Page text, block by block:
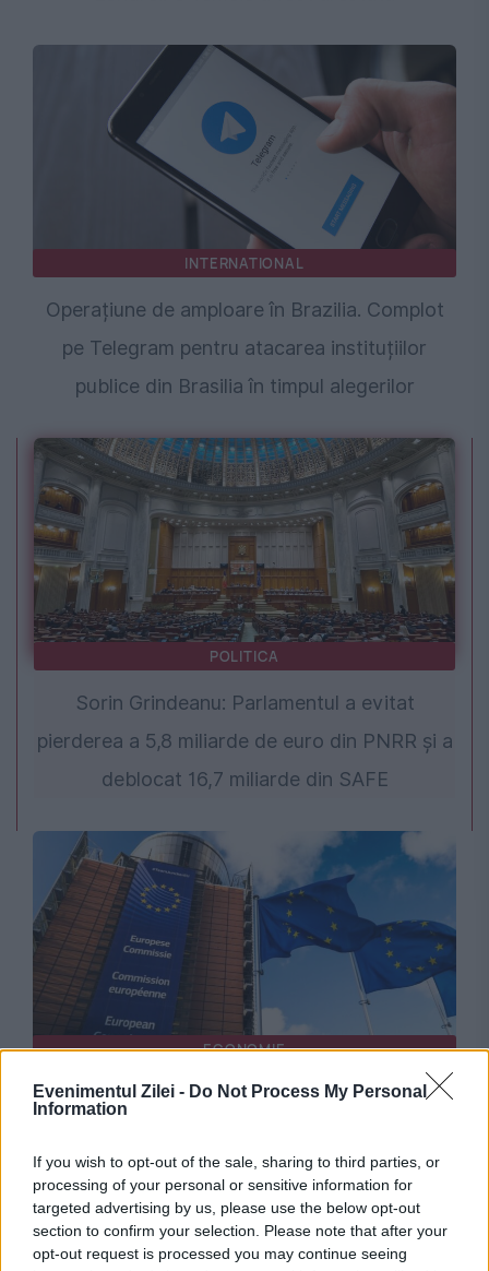
Evenimentul Zilei - Do Not Process My Personal
Information
If you wish to opt-out of the sale, sharing to third parties, or
processing of your personal or sensitive information for
targeted advertising by us, please use the below opt-out
section to confirm your selection. Please note that after your
opt-out request is processed you may continue seeing
INTERNATIONAL
Operațiune de amploare în Brazilia. Complot
pe Telegram pentru atacarea instituțiilor
publice din Brasilia în timpul alegerilor
POLITICA
Sorin Grindeanu: Parlamentul a evitat
pierderea a 5,8 miliarde de euro din PNRR și a
deblocat 16,7 miliarde din SAFE
ECONOMIE
Consultarea Comisiei Europene privind
răspunsuri au criticat restricțiile suplimentare